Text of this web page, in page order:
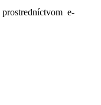
prostredníctvom e-